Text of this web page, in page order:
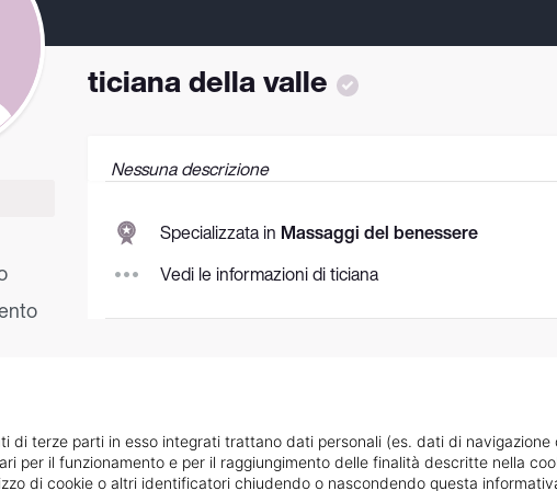
ticiana della valle
Nessuna descrizione
Specializzata in Massaggi del benessere
Vedi le informazioni di ticiana
di terze parti in esso integrati trattano dati personali (es. dati di
per il funzionamento e per il raggiungimento delle finalità descritte nella
di cookie o altri identificatori chiudendo o nascondendo questa